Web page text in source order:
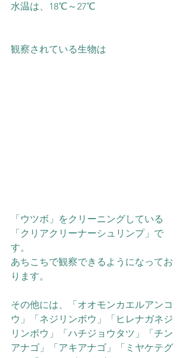
水温は、18℃～27℃
観察されている生物は
「ウツボ」をクリーニングしている
「クリアクリーナーシュリンプ」で
す。
あちこちで観察できるようになってお
ります。
その他には、
「オオモンカエルアンコ
ウ」「ネジリンボウ」「ヒレナガネジ
リンボウ」「ハチジョウタツ」「チン
アナゴ」「アキアナゴ」「ミヤケテグ